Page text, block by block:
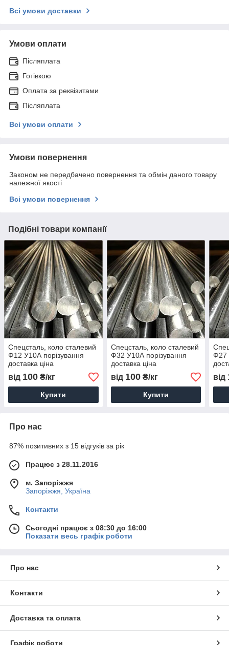
Всі умови доставки
Умови оплати
Післяплата
Готівкою
Оплата за реквізитами
Післяплата
Всі умови оплати
Умови повернення
Законом не передбачено повернення та обмін даного товару
належної якості
Всі умови повернення
Подібні товари компанії
Спецсталь, коло сталевий
Ф12 У10А порізування
доставка ціна
від 100 ₴/кг
Купити
Спецсталь, коло сталевий
Ф32 У10А порізування
доставка ціна
від 100₴/кг
Купити
Ф27
від
Про нас
87% позитивних з 15 відгуків за рік
Працює з 28.11.2016
м. Запоріжжя
Запоріжжя, Україна
Контакти
Сьогодні працює з 08:30 до 16:00
Показати весь графік роботи
Про нас
Контакти
Доставка та оплата
Графік роботи